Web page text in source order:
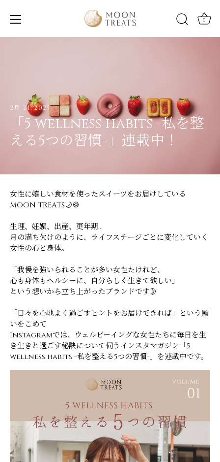
0
2月 24, 2025
「5 wellness habits -私を整
える5つの習慣-」連載中！
女性に嬉しい食材を使ったスイーツをお届けしている
MOON TREATS🌙🍪
生理、妊娠、出産、更年期…
月の満ち欠けのように、ライフステージごとに変化していく
女性の心と身体。
「我慢を強いられることが多い女性たけれど、
心も身体もヘルシーに、自分らしく生きて欲しい」
という想いから立ち上がったブランドです🌛
「日々を心地よく過ごすヒントをお届けできれば」という願
いをこめて
Instagramでは、 ウェルビーイングな女性たちに毎日を生
き生きと過ごす秘訣について伺うインスタマガジン「5
wellness habits -私を整える5つの習慣-」を連載中です。